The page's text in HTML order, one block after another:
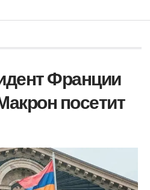
Франции
посетит